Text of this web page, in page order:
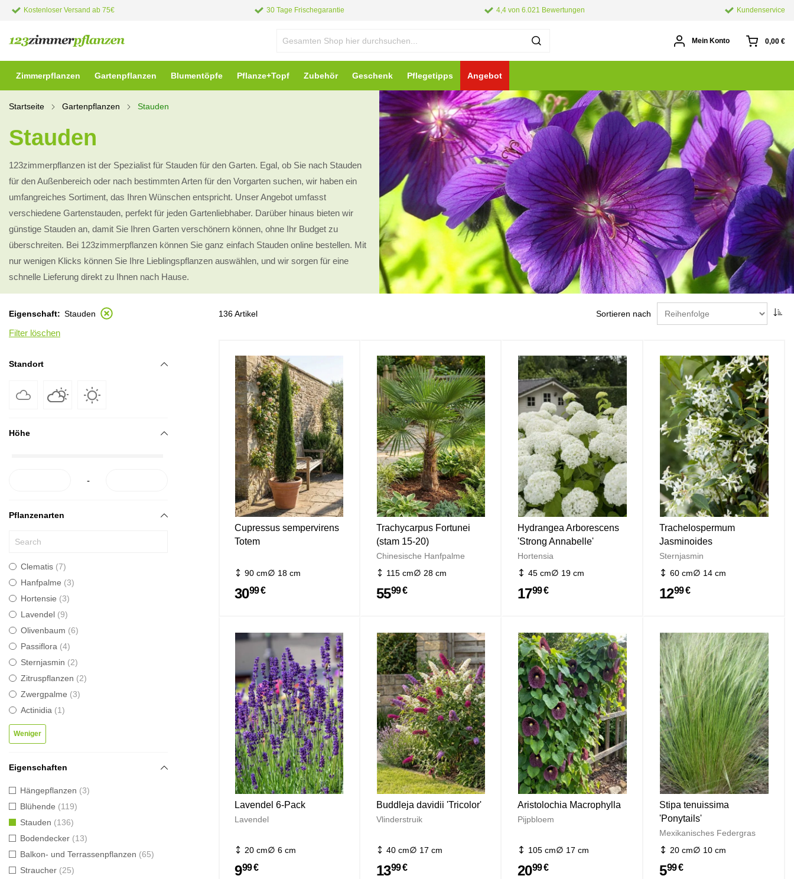
Kostenloser Versand ab 75€ 30 Tage Frischegarantie 4,4 von 6.021 Bewertungen Kundenservice
Mein Konto 0,00 €
Zimmerpflanzen Gartenpflanzen Blumentöpfe Pflanze+Topf Zubehör Geschenk Pflegetipps Angebot
Startseite Gartenpflanzen Stauden
Stauden
123zimmerpflanzen ist der Spezialist für Stauden für den Garten. Egal, ob Sie nach Stauden
für den Außenbereich oder nach bestimmten Arten für den Vorgarten suchen, wir haben ein
umfangreiches Sortiment, das Ihren Wünschen entspricht. Unser Angebot umfasst
verschiedene Gartenstauden, perfekt für jeden Gartenliebhaber. Darüber hinaus bieten wir
günstige Stauden an, damit Sie Ihren Garten verschönern können, ohne Ihr Budget zu
überschreiten. Bei 123zimmerpflanzen können Sie ganz einfach Stauden online bestellen. Mit
nur wenigen Klicks können Sie Ihre Lieblingspflanzen auswählen, und wir sorgen für eine
schnelle Lieferung direkt zu Ihnen nach Hause.
Sortieren nach
136 Artikel
Cupressus sempervirens
Totem
90 cm 18 cm
3099 €
Trachycarpus Fortunei
(stam 15-20)
Chinesische Hanfpalme
115 cm
28 cm
5599 €
Hydrangea Arborescens
'Strong Annabelle'
Hortensia
45 cm
19 cm
1799 €
Trachelospermum
Jasminoides
Sternjasmin
60 cm
14 cm
1299 €
Lavendel 6-Pack
Lavendel
20 cm 6 cm
999 €
Buddleja davidii 'Tricolor'
Vlinderstruik
40 cm 17 cm
1399 €
Aristolochia Macrophylla
Pijpbloem
105 cm 17 cm
2099 €
Stipa tenuissima
'Ponytails'
Mexikanisches Federgras
20 cm
10 cm
599 €
Eigenschaft Stauden
Filter löschen
Standort
Höhe
-
Pflanzenarten
Clematis 7
Hanfpalme
3
Hortensie
3
Lavendel 9
Olivenbaum
6
Passiflora
4
Sternjasmin
2
Zitruspflanzen
2
Zwergpalme
3
Actinidia
1
Weniger
Eigenschaften
Hängepflanzen
3
Blühende
119
Stauden
136
Bodendecker
13
Balkon- und Terrassenpflanzen
65
Straucher
25